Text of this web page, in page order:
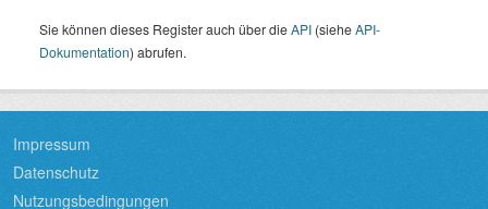
Sie können dieses Register auch über dieAPI (sieheAPI-
Dokumentation) abrufen.
Impressum
Datenschutz
Nutzungsbedingungen